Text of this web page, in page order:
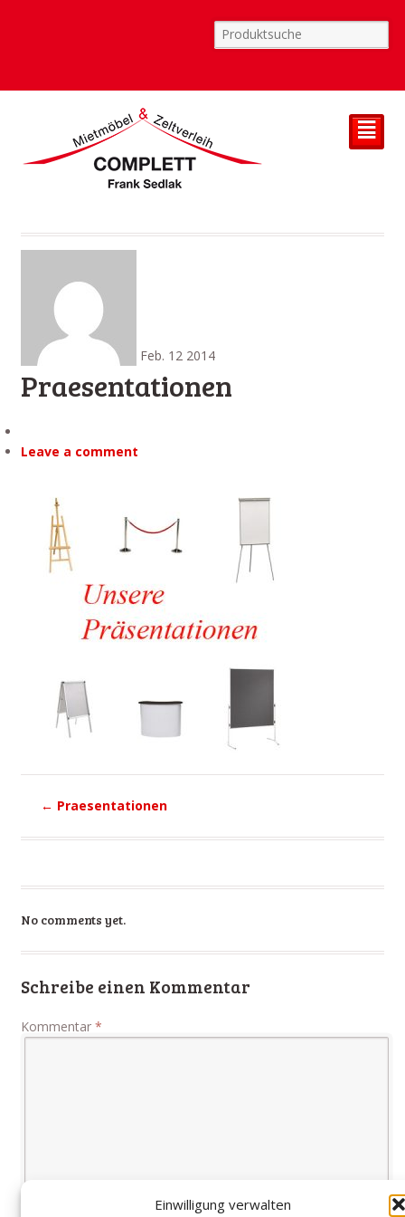
Einwilligung verwalten
²
Feb. 12 2014
Praesentationen
Leave a comment
← Praesentationen
No comments yet.
Schreibe einen Kommentar
Kommentar *